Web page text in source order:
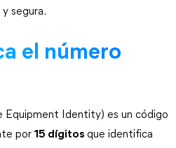
segura.
el número
Equipment Identity) es un código
por 15 dígitos que identifica